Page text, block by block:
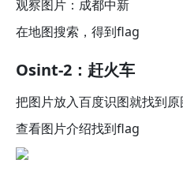
观察图片：成都中新
在地图搜索，得到flag
Osint-2：赶火车
把图片放入百度识图就找到原
查看图片介绍找到flag